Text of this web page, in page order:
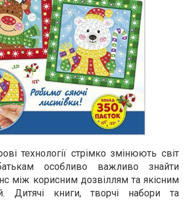
технології стрімко змінюють світ
особливо важливо знайти
між корисним дозвіллям та якісним
Дитячі книги, творчі набори та